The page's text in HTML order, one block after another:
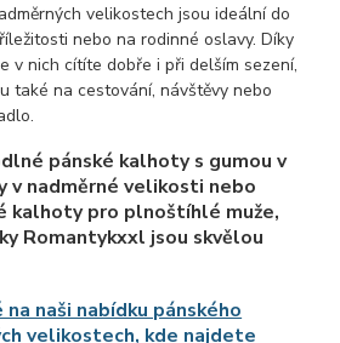
velikostech jsou ideální do
nebo na rodinné oslavy. Díky
v nich cítíte dobře i při delším sezení,
také na cestování, návštěvy nebo
pánské kalhoty s gumou v
v nadměrné velikosti nebo
kalhoty pro plnoštíhlé muže,
Romantykxxl jsou skvělou
naši nabídku pánského
velikostech, kde najdete